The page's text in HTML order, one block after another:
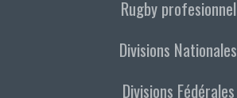
Rugby profesionnel
Divisions Nationales
Divisions Fédérales